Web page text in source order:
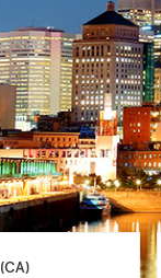
(CA)